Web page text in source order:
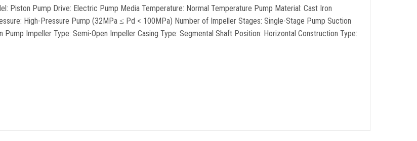
: Piston Pump Drive: Electric Pump Media Temperature: Normal Temperature Pump Material:Cast Iron
: High-Pressure Pump (32MPa ≤ Pd < 100MPa) Number of Impeller Stages:Single-Stage Pump Suction
Pump Impeller Type:Semi-Open Impeller Casing Type:Segmental Shaft Position: Horizontal Construction Type: